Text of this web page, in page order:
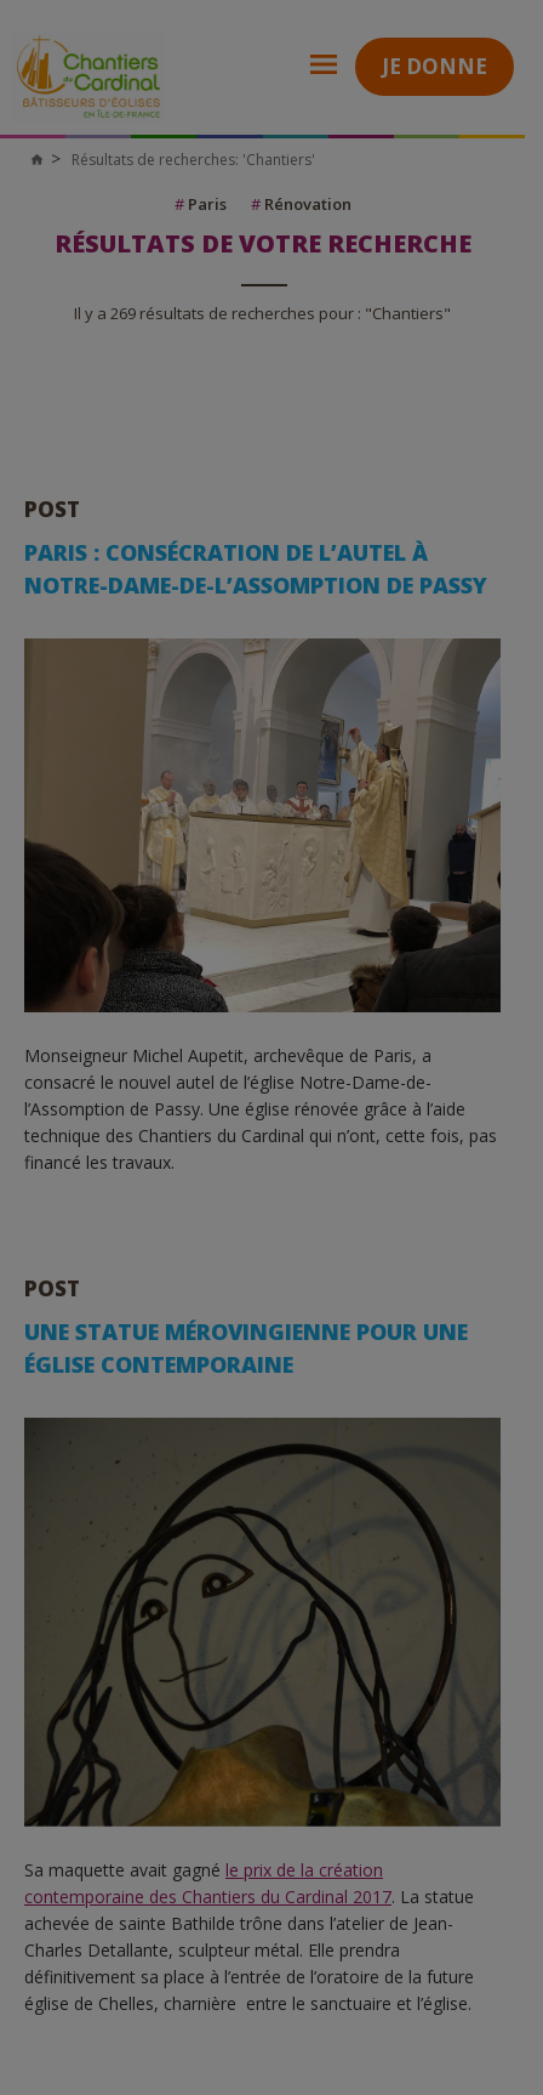
JE DONNE
Chantiers
Résultats de recherches: 'Chantiers'
#Paris #Rénovation
RÉSULTATS DE VOTRE RECHERCHE
Il y a 269 résultats de recherches pour : "Chantiers"
POST
PARIS : CONSÉCRATION DE L’AUTEL À
NOTRE-DAME-DE-L’ASSOMPTION DE PASSY
Monseigneur Michel Aupetit, archevêque de Paris, a
consacré le nouvel autel de l’église Notre-Dame-de-
l’Assomption de Passy. Une église rénovée grâce à l’aide
technique des Chantiers du Cardinal qui n’ont, cette fois, pas
financé les travaux.
POST
UNE STATUE MÉROVINGIENNE POUR UNE
ÉGLISE CONTEMPORAINE
Sa maquette avait gagné le prix de la création
contemporaine des Chantiers du Cardinal 2017. La statue
achevée de sainte Bathilde trône dans l’atelier de Jean-
Charles Detallante, sculpteur métal. Elle prendra
définitivement sa place à l’entrée de l’oratoire de la future
église de Chelles, charnière entre le sanctuaire et l’église.